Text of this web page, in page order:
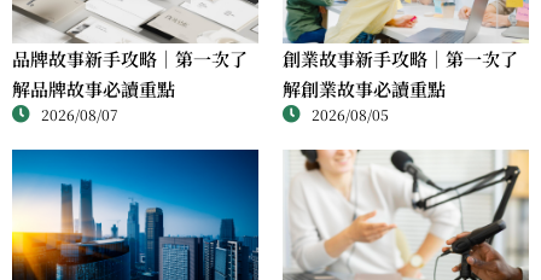
品牌故事新手攻略｜第一次了
解品牌故事必讀重點
2026/08/07
創業故事新手攻略｜第一次了
解創業故事必讀重點
2026/08/05